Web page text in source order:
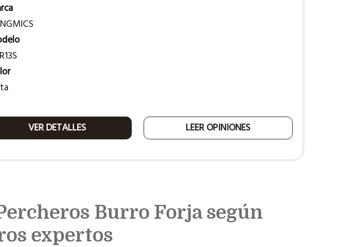
VER DETALLES LEER OPINIONES
Burro Forja según
expertos